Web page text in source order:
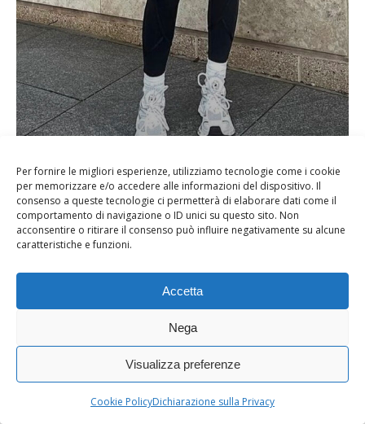
Per fornire le migliori esperienze, utilizziamo tecnologie come i cookie
per memorizzare e/o accedere alle informazioni del dispositivo. Il
consenso a queste tecnologie ci permetterà di elaborare dati come il
comportamento di navigazione o ID unici su questo sito. Non
acconsentire o ritirare il consenso può influire negativamente su alcune
caratteristiche e funzioni.
Accetta
Nega
Visualizza preferenze
Cookie PolicyDichiarazione sulla Privacy
Donna in abbigliamento sportivo da palestra, leggings neri
e felpa con cappuccio, pronta per allenarsi o fare yoga
all’aperto.
Se hai letto questo articolo potrebbe interessarti anche:
No related posts.
abbigliamento da palestra outfit sportivo